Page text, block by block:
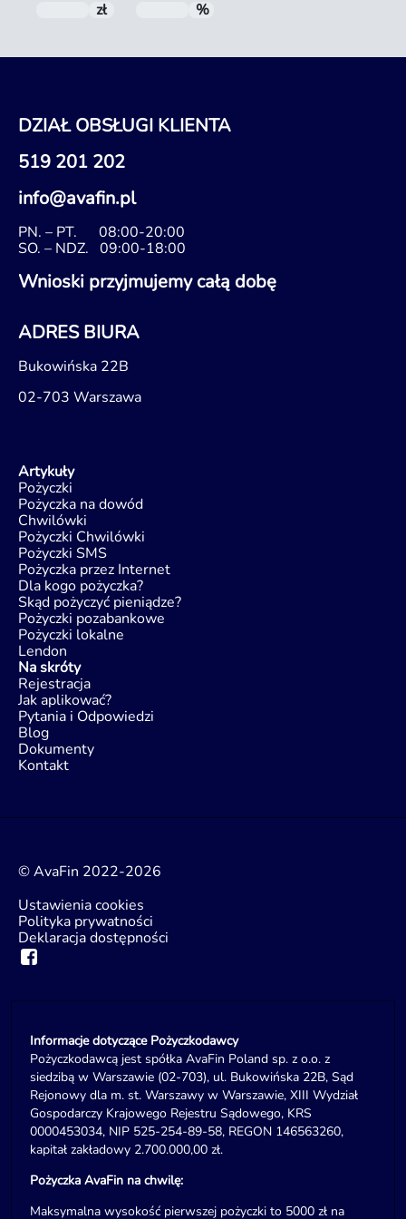
zł %
DZIAŁ OBSŁUGI KLIENTA
519 201 202
info@avafin.pl
PN. – PT. 08:00-20:00
SO. – NDZ. 09:00-18:00
Wnioski przyjmujemy całą dobę
ADRES BIURA
Bukowińska 22B
02-703 Warszawa
Artykuły
Pożyczki
Pożyczka na dowód
Chwilówki
Pożyczki Chwilówki
Pożyczki SMS
Pożyczka przez Internet
Dla kogo pożyczka?
Skąd pożyczyć pieniądze?
Pożyczki pozabankowe
Pożyczki lokalne
Lendon
Na skróty
Rejestracja
Jak aplikować?
Pytania i Odpowiedzi
Blog
Dokumenty
Kontakt
© AvaFin 2022-2026
Ustawienia cookies
Polityka prywatności
Deklaracja dostępności
Informacje dotyczące Pożyczkodawcy
Pożyczkodawcą jest spółka AvaFin Poland sp. z o.o. z
siedzibą w Warszawie (02-703), ul. Bukowińska 22B, Sąd
Rejonowy dla m. st. Warszawy w Warszawie, XIII Wydział
Gospodarczy Krajowego Rejestru Sądowego, KRS
0000453034, NIP 525-254-89-58, REGON 146563260,
kapitał zakładowy 2.700.000,00 zł.
Pożyczka AvaFin na chwilę:
Maksymalna wysokość pierwszej pożyczki to 5000 zł na